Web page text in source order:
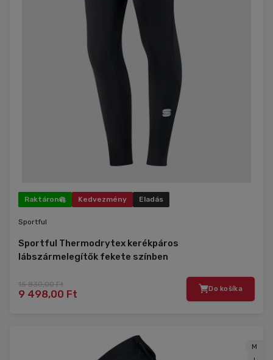
Raktáron Kedvezmény Eladás
Sportful
Sportful Thermodrytex kerékpáros
lábszármelegítők fekete színben
15 830,00 Ft
9 498,00 Ft Do košíka
M